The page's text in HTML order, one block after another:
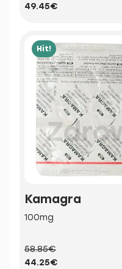
49.45€
Hit!
Kamagra
100mg
58.85€
44.25€